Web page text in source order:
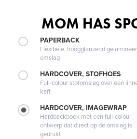
MOM HAS
PAPERBACK
Flexibele, hoogglanzend
omslag
HARDCOVER, STOFHOES
Full-colour stofomslag over een
kaft
HARDCOVER, IMAGEWRAP
Hardbackboek met een full-colour
ontwerp dat direct op de omslag is
gedrukt